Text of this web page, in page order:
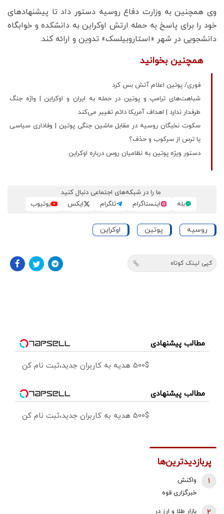
وی همچنین به وزارت دفاع روسیه دستور داد تا پیشنهادهای
خود را برای پاسخ به حمله ارتش اوکراین به دانشکده و خوابگاه
دانشجویی در شهر «استاروبیلسک» تدوین و ارائه کند.
همچنین بخوانید
فوری/ پوتین اعلام آتش بس کرد
شباهت‌های ترامپ و پوتین در حمله به ایران و اوکراین | واژه جنگ
طرفدار ندارد | اهداف آمریکا دائم تغییر می‌کند
سکوت نخبگان روسیه در مقابل ماشین جنگی پوتین | وفاداری سیاسی
یا ترس از سرکوب و حذف؟
دستور ویژه پوتین به نظامیان روس درباره اوکراین
ما را در شبکه‌های اجتماعی دنبال کنید
بله
اینستاگرام تلگرام ایکس یوتیوب
روسیه پوتین اوکراین
کپی لینک کوتاه
مطالب پیشنهادی
500$ هدیه به کاربران جدید،ثبت نام کن
مطالب پیشنهادی
500$ هدیه به کاربران جدید،ثبت نام کن
پربازدیدترین‌ها
واکنش
خبرگزاری قوه
1
بازار طلا و ارز در